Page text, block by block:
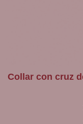
collar con cruz de cristales azules, plata 925 con